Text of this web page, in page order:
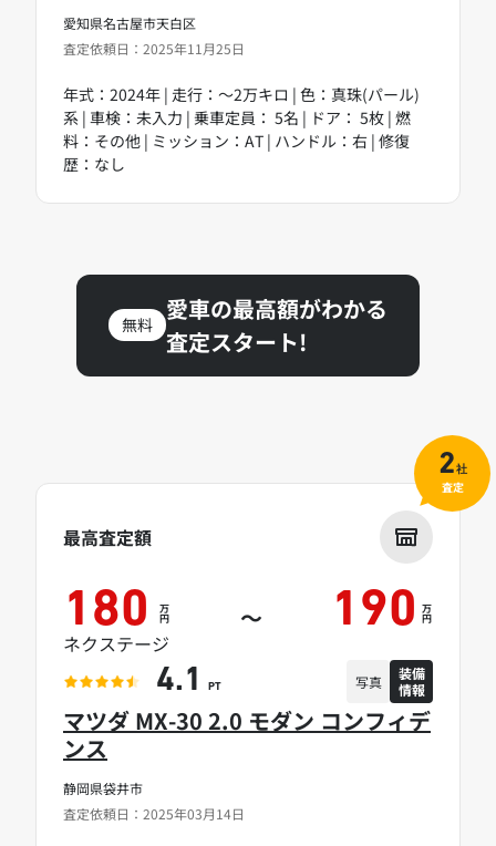
愛知県名古屋市天白区
査定依頼日：2025年11月25日
年式：2024年 | 走行：～2万キロ | 色：真珠(パール)
系 | 車検：未入力 | 乗車定員： 5名 | ドア： 5枚 | 燃
料：その他 | ミッション：AT | ハンドル：右 | 修復
歴：なし
無料
愛車の最高額がわかる
査定スタート!
静岡県袋井市
査定依頼日：2025年03月14日
マツダ MX-30 2.0 モダン コンフィデ
ンス
最高査定額
180 万
円 ～ 190 万
円
ネクステージ
4.1 PT 写真
装備
情報
2社
査定